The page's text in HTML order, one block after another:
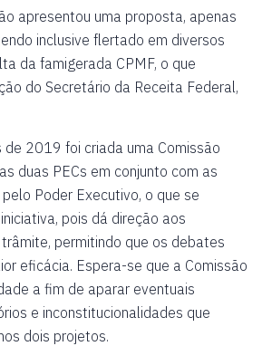
apresentou uma proposta, apenas
inclusive flertado em diversos
da famigerada CPMF, o que
do Secretário da Receita Federal,
de 2019 foi criada uma Comissão
duas PECs em conjunto com as
Poder Executivo, o que se
pois dá direção aos
permitindo que os debates
eficácia. Espera-se que a Comissão
a fim de aparar eventuais
e inconstitucionalidades que
dois projetos.